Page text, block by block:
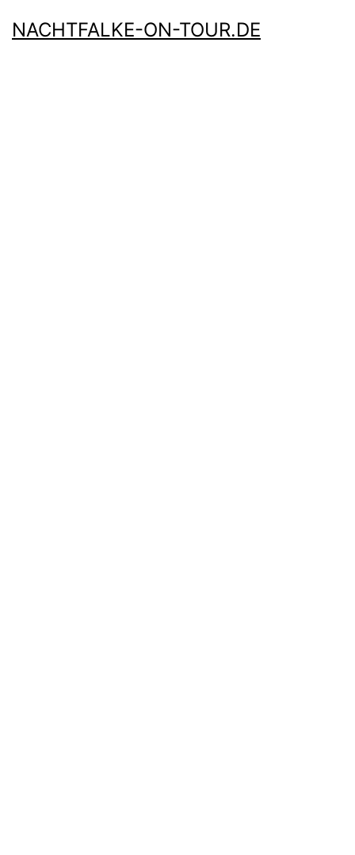
NACHTFALKE-ON-TOUR.DE